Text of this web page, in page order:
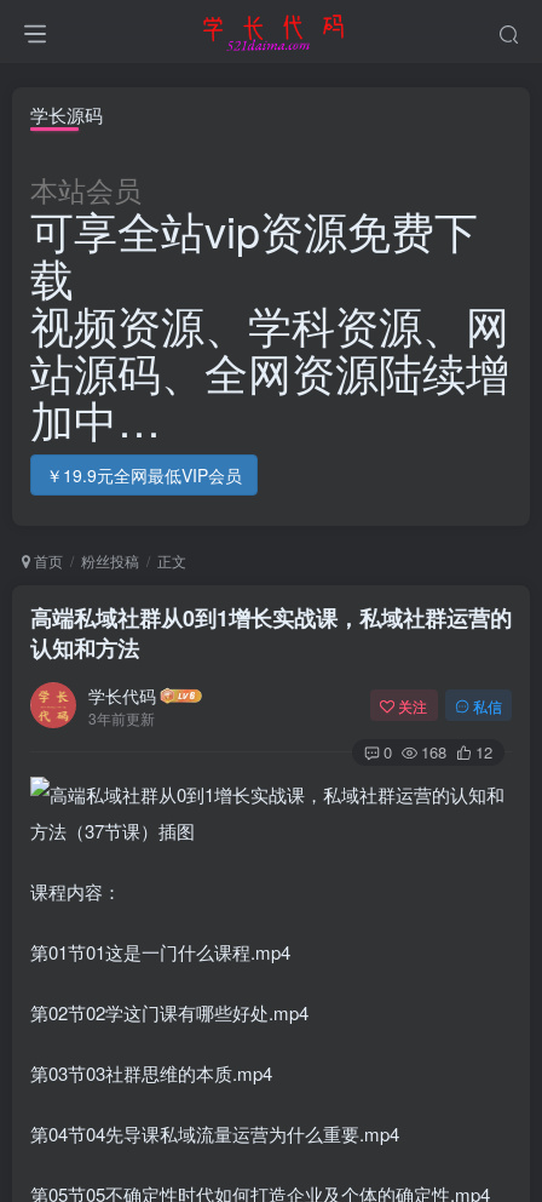
学长源码
本站会员
可享全站vip资源免费下
载
视频资源、学科资源、网
站源码、全网资源陆续增
加中…
￥19.9元全网最低VIP会员
首页 粉丝投稿 正文
高端私域社群从0到1增长实战课，私域社群运营的
认知和方法
学长代码
3年前更新
关注 私信
0 168 12
课程内容：
第01节01这是一门什么课程.mp4
第02节02学这门课有哪些好处.mp4
第03节03社群思维的本质.mp4
第04节04先导课私域流量运营为什么重要.mp4
第05节05不确定性时代如何打造企业及个体的确定性.mp4